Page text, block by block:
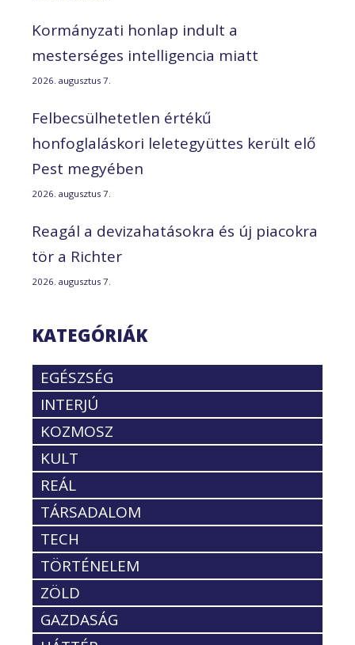
Kormányzati honlap indult a
mesterséges intelligencia miatt
2026. augusztus 7.
Felbecsülhetetlen értékű
honfoglaláskori leletegyüttes került elő
Pest megyében
2026. augusztus 7.
Reagál a devizahatásokra és új piacokra
tör a Richter
2026. augusztus 7.
KATEGÓRIÁK
EGÉSZSÉG
INTERJÚ
KOZMOSZ
KULT
REÁL
TÁRSADALOM
TECH
TÖRTÉNELEM
ZÖLD
GAZDASÁG